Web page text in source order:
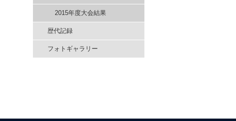
2015年度大会結果
歴代記録
フォトギャラリー